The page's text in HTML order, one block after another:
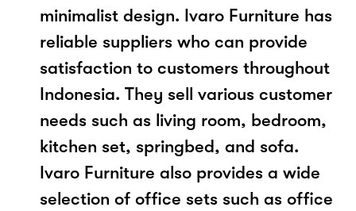
minimalist design. ​Ivaro Furniture has
reliable suppliers who can provide
satisfaction to customers throughout
Indonesia. They sell various customer
needs such as living room, bedroom,
kitchen set, springbed, and sofa.
Ivaro Furniture also provides a wide
selection of office sets such as office